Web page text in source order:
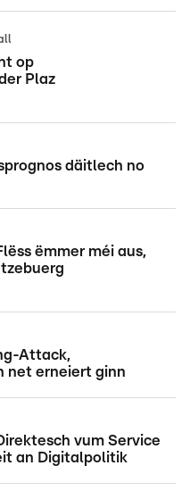
op
Plaz
däitlech no
ëmmer méi aus,
Attack,
net erneiert ginn
vum Service
an Digitalpolitik